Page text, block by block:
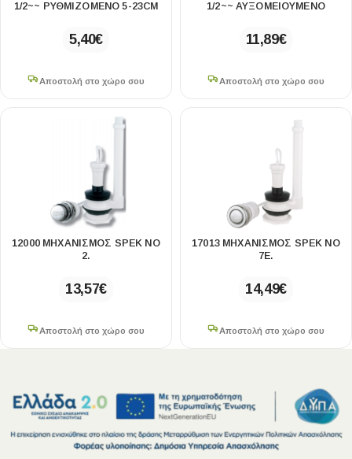
1/2~~ ΡΥΘΜΙΖΌΜΕΝΟ 5-23CM
5,40€
Αποστολή στο χώρο σου
1/2~~ ΑΥΞΟΜΕΙΟΎΜΕΝΟ
11,89€
Αποστολή στο χώρο σου
12000 ΜΗΧΑΝΙΣΜΌΣ SPEK ΝΟ
2.
13,57€
Αποστολή στο χώρο σου
17013 ΜΗΧΑΝΙΣΜΌΣ SPEK ΝΟ
7Ε.
14,49€
Αποστολή στο χώρο σου